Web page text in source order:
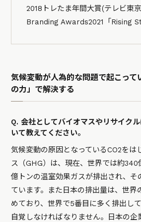
2018トレたま年間大賞(テレビ東
Branding Awards2021「Rising
気候変動が人為的な問題で起こって
の力」で解決する
Q. 会社としてバイオマスやリサイク
いて教えてください。
気候変動の原因となっているCO2をは
ス（GHG）は、現在、世界では約340
億トンの温室効果ガスが排出され、そ
ています。また日本の排出量は、世界
めており、世界で5番目に多く排出し
自覚しなければなりません。日本の企